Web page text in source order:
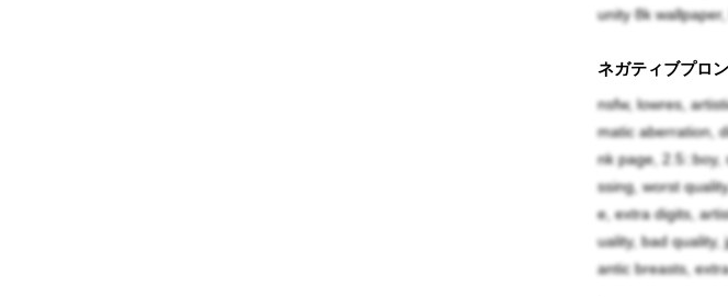
レイド「あれ、
アルトゥール
レイド「いやい
なかったから！
アルトゥール
unity 8k
ネガティブプロ
nsfw, lowres,
matic aberration,
nk page, 2.5::boy,
ssing, worst
e, extra digits,
uality, bad
antic breasts,